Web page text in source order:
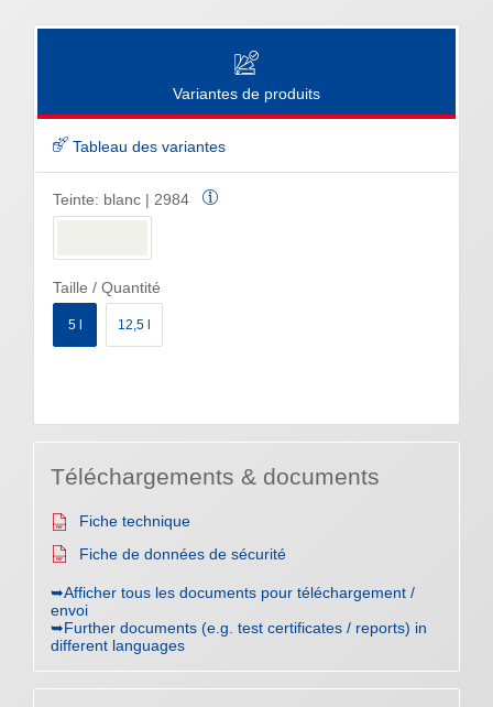
Variantes de produits
Tableau des variantes
Teinte: blanc | 2984
Taille / Quantité
5 l 12,5 l
Téléchargements & documents
Fiche technique
Fiche de données de sécurité
➥Afficher tous les documents pour téléchargement /
envoi
➥Further documents (e.g. test certificates / reports) in
different languages